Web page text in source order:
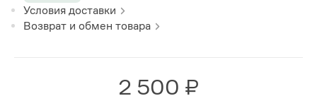
Условия доставки
Возврат и обмен товара
2 500 ₽